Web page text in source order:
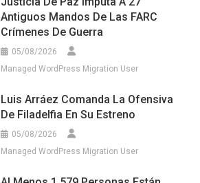
Antiguos Mandos De Las FARC
Crímenes De Guerra
05/08/2026
Managed WordPress Migration User
Luis Arráez Comanda La Ofensiva
De Filadelfia En Su Estreno
05/08/2026
Managed WordPress Migration User